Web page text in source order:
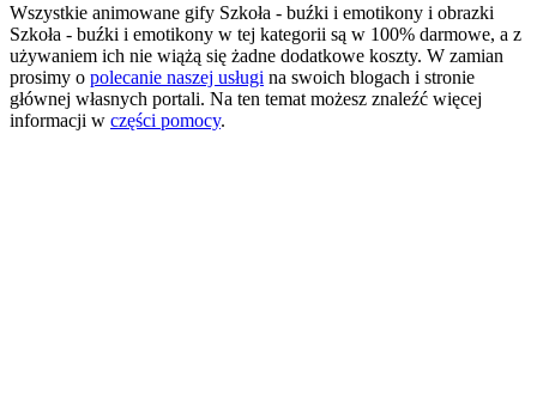
Wszystkie animowane gify Szkoła - buźki i emotikony i obrazki
Szkoła - buźki i emotikony w tej kategorii są w 100% darmowe, a z
używaniem ich nie wiążą się żadne dodatkowe koszty. W zamian
prosimy o polecanie naszej usługi na swoich blogach i stronie
głównej własnych portali. Na ten temat możesz znaleźć więcej
informacji w części pomocy.